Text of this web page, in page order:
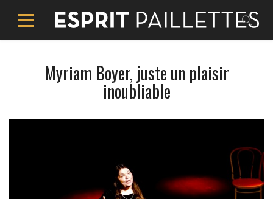
Myriam Boyer, juste un plaisir
inoubliable